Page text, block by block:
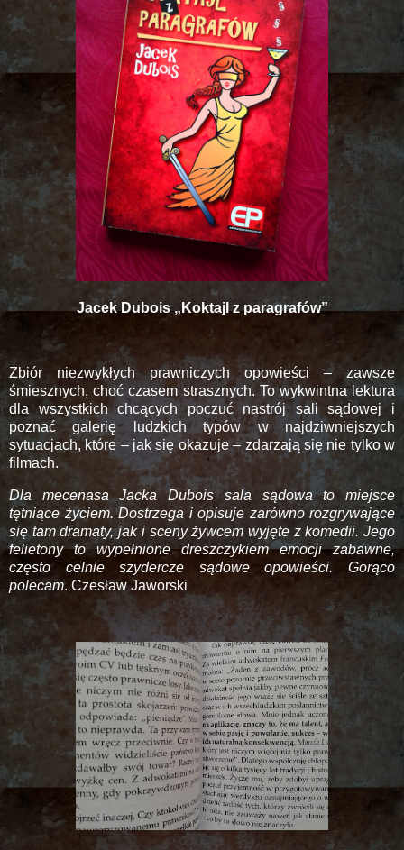
Jacek Dubois „Koktajl z paragrafów”
Zbiór niezwykłych prawniczych opowieści – zawsze
śmiesznych, choć czasem strasznych. To wykwintna lektura
dla wszystkich chcących poczuć nastrój sali sądowej i
poznać galerię ludzkich typów w najdziwniejszych
sytuacjach, które – jak się okazuje – zdarzają się nie tylko w
filmach.
Dla mecenasa Jacka Dubois sala sądowa to miejsce
tętniące życiem. Dostrzega i opisuje zarówno rozgrywające
się tam dramaty, jak i sceny żywcem wyjęte z komedii. Jego
felietony to wypełnione dreszczykiem emocji zabawne,
często celnie szydercze sądowe opowieści. Gorąco
polecam. Czesław Jaworski